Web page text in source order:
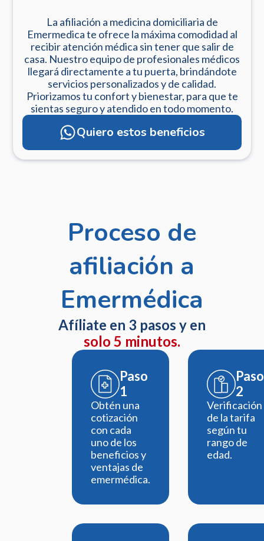
La afiliación a medicina domiciliaria de
Emermedica te ofrece la máxima comodidad al
recibir atención médica sin tener que salir de
casa. Nuestro equipo de profesionales médicos
llegará directamente a tu puerta, brindándote
servicios personalizados y de calidad.
Priorizamos tu confort y bienestar, para que te
sientas seguro y atendido en todo momento.
Quiero estos beneficios
Proceso de
afiliación a
Emermédica
Afíliate en 3 pasos y en
solo 5 minutos.
Paso
1
Obtén una
cotización
con cada
uno de los
beneficios y
ventajas de
emermédica.
Paso
2
Verificación
de la tarifa
según tu
rango de
edad.